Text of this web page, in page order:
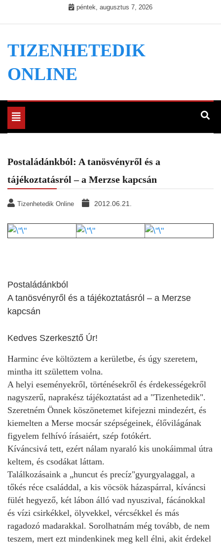
péntek, augusztus 7, 2026
TIZENHETEDIK
ONLINE
Toggle
navigation
Postaládánkból: A tanösvényről és a
tájékoztatásról – a Merzse kapcsán
Tizenhetedik Online 2012.06.21.
Postaládánkból
A tanösvényről és a tájékoztatásról – a Merzse
kapcsán
Kedves Szerkesztő Úr!
Harminc éve költöztem a kerületbe, és úgy szeretem,
mintha itt születtem volna.
A helyi eseményekről, történésekről és érdekességekről
nagyszerű, naprakész tájékoztatást ad a "Tizenhetedik".
Szeretném Önnek köszönetemet kifejezni mindezért, és
kiemelten a Merse mocsár szépségeinek, élővilágának
figyelem felhívó írásaiért, szép fotókért.
Kíváncsivá tett, ezért nálam nyaraló kis unokáimmal útra
keltem, és csodákat láttam.
Találkozásaink a „huncut és precíz"gyurgyalaggal, a
tőkés réce családdal, a kis vöcsök házaspárral, kíváncsi
fülét hegyező, két lábon álló vad nyuszival, fácánokkal
és vízi csirkékkel, ölyvekkel, vércsékkel és más
ragadozó madarakkal. Sorolhatnám még tovább, de nem
teszem, mert ezt mindenkinek meg kell élni, akit érdekel